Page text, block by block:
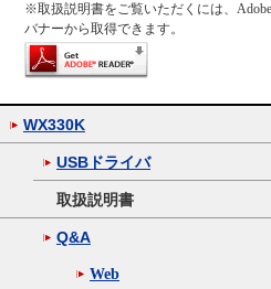
※取扱説明書をご覧いただくには、
バナーから取得できます。
WX330K
USBドライバ
取扱説明書
Q&A
Web